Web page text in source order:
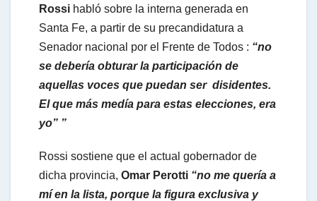
A
p
p
Rossi habló sobre la interna generada en
Santa Fe, a partir de su precandidatura a
Senador nacional por el Frente de Todos : “no
se debería obturar la participación de
aquellas voces que puedan ser disidentes.
El que más medía para estas elecciones, era
yo” ”
Rossi sostiene que el actual gobernador de
dicha provincia, Omar Perotti “no me quería a
mí en la lista, porque la figura exclusiva y